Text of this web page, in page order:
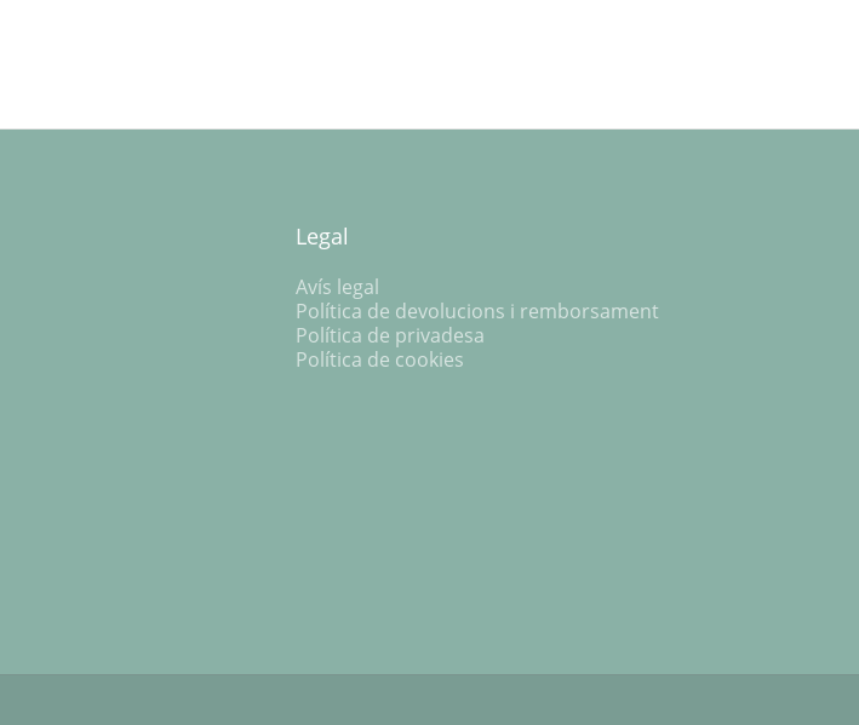
Legal
Avís legal
Política de devolucions i remborsament
Política de privadesa
Política de cookies